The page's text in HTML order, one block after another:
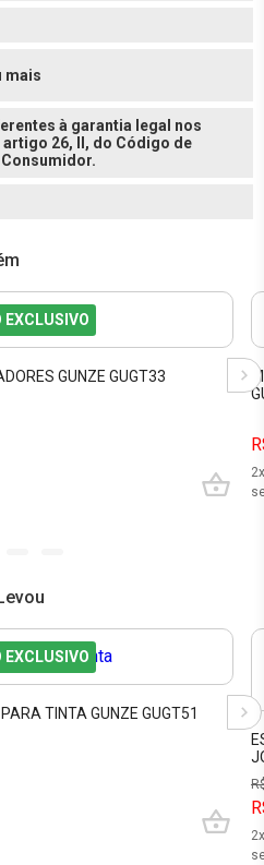
mais
à garantia legal nos
26, II, do Código de
EXCLUSIVO
GUNZE GUGT33
2
EXCLUSIVO
TINTA GUNZE GUGT51
2